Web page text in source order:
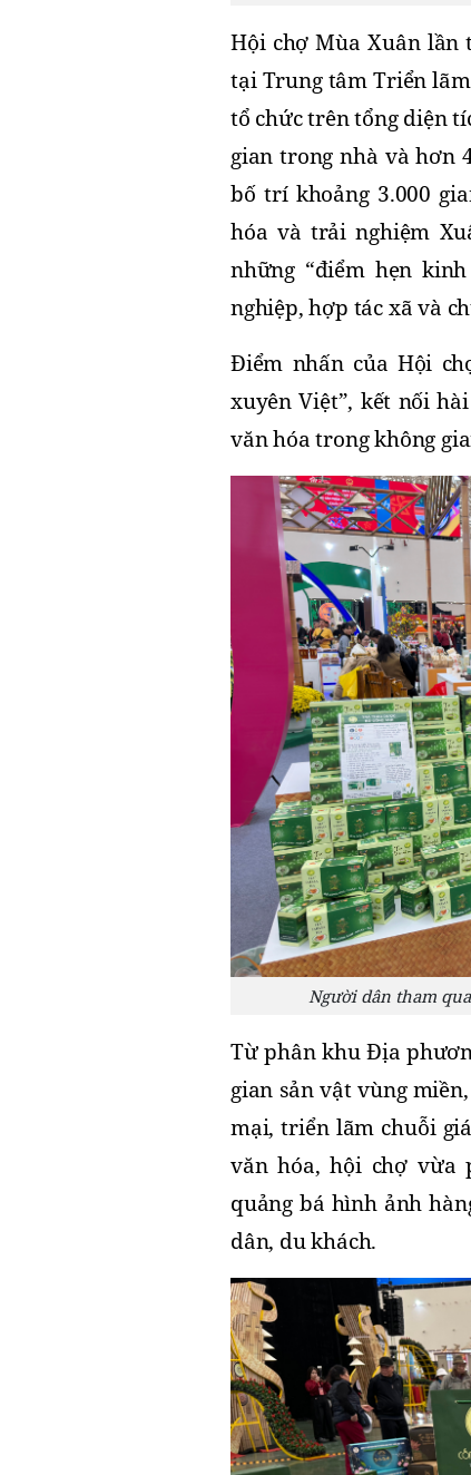
Hội chợ Mùa Xuân lần
tại Trung tâm Triển
tổ chức trên tổng diện
gian trong nhà và hơn
bố trí khoảng 3.000
hóa và trải nghiệm
những “điểm hẹn
nghiệp, hợp tác xã và
Điểm nhấn của Hội
xuyên Việt”, kết nối
văn hóa trong không
Người dân tham
Từ phân khu Địa
gian sản vật vùng
mại, triển lãm chuỗi
văn hóa, hội chợ vừa
quảng bá hình ảnh
dân, du khách.